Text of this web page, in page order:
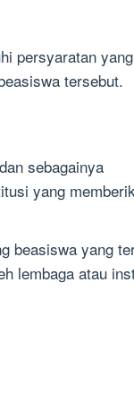
persyaratan yang
tersebut.
sebagainya
yang
beasiswa yang
lembaga atau